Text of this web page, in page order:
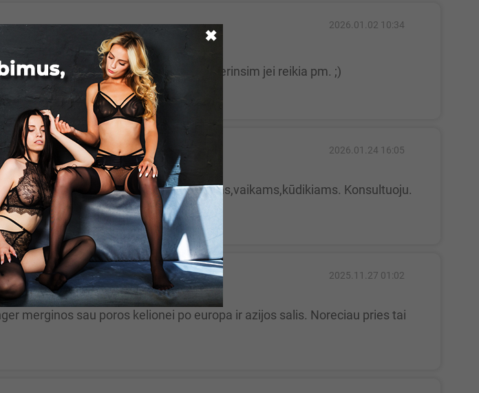
2026.01.02 10:34
i šiaulių pusė kažkur laika pasiderinsim jei reikia pm. ;)
2026.01.24 16:05
pas ...
2025.11.27 01:02
✖